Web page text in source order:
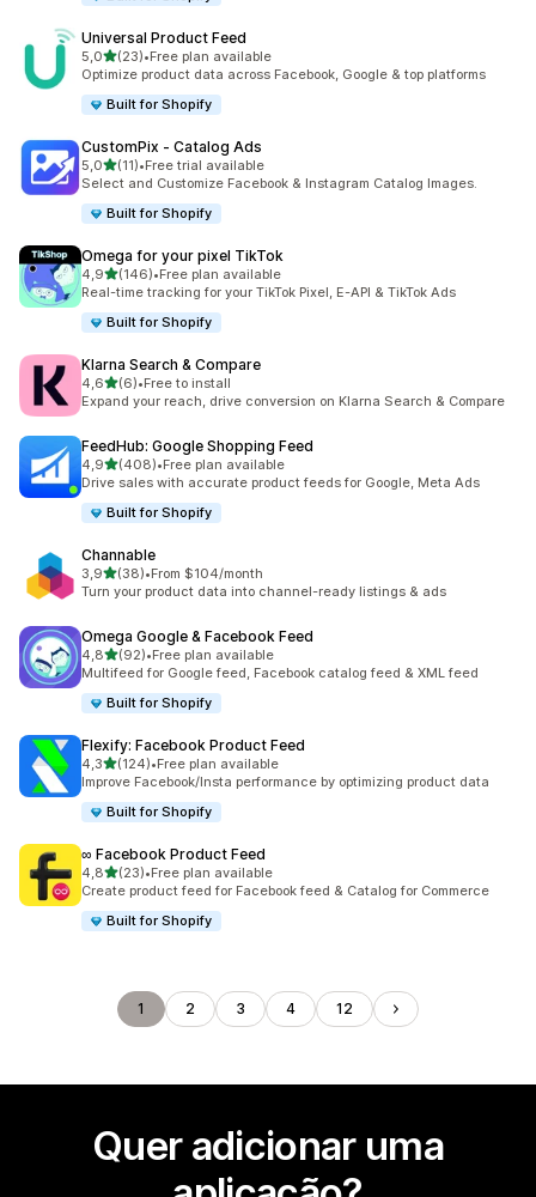
Universal Product Feed
5,0de 5 estrelas
(23)
23 total de avaliações
•Free plan available
Optimize product data across Facebook, Google & top platforms
Built for Shopify
CustomPix ‑ Catalog Ads
5,0de 5 estrelas
(11)
11 total de avaliações
•Free trial available
Select and Customize Facebook & Instagram Catalog Images.
Built for Shopify
Omega for your pixel TikTok
4,9de 5 estrelas
(146)
146 total de avaliações
•Free plan available
Real-time tracking for your TikTok Pixel, E-API & TikTok Ads
Built for Shopify
Klarna Search & Compare
4,6de 5 estrelas
(6)
6 total de avaliações
•Free to install
Expand your reach, drive conversion on Klarna Search & Compare
FeedHub: Google Shopping Feed
4,9de 5 estrelas
(408)
408 total de avaliações
•Free plan available
Drive sales with accurate product feeds for Google, Meta Ads
Built for Shopify
Channable
3,9de 5 estrelas
(38)
38 total de avaliações
•From $104/month
Turn your product data into channel-ready listings & ads
Omega Google & Facebook Feed
4,8de 5 estrelas
(92)
92 total de avaliações
•Free plan available
Multifeed for Google feed, Facebook catalog feed & XML feed
Built for Shopify
Flexify: Facebook Product Feed
4,3de 5 estrelas
(124)
124 total de avaliações
•Free plan available
Improve Facebook/Insta performance by optimizing product data
Built for Shopify
∞ Facebook Product Feed
4,8de 5 estrelas
(23)
23 total de avaliações
•Free plan available
Create product feed for Facebook feed & Catalog for Commerce
Built for Shopify
1 2 3 4 12
Quer adicionar uma